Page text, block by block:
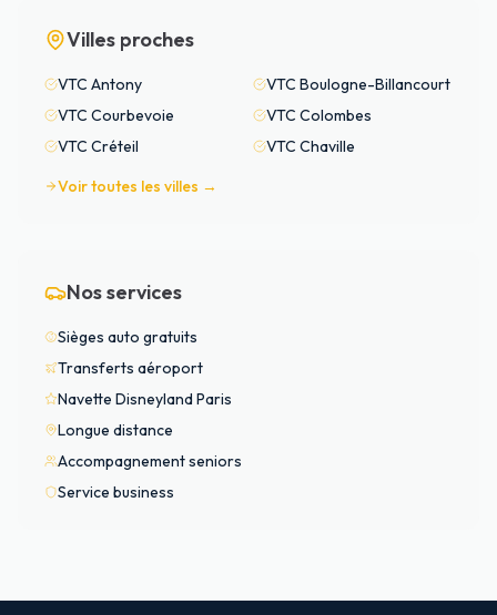
Villes proches
VTC Antony VTC Boulogne-Billancourt
VTC Courbevoie VTC Colombes
VTC Créteil VTC Chaville
Voir toutes les villes →
Nos services
Sièges auto gratuits
Transferts aéroport
Navette Disneyland Paris
Longue distance
Accompagnement seniors
Service business